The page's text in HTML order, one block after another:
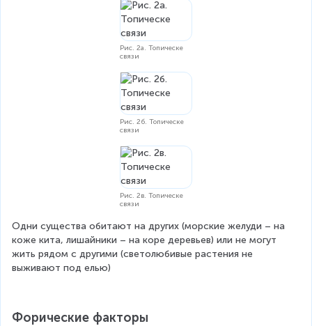
Рис. 2а. Топическе
связи
Рис. 2б. Топическе
связи
Рис. 2в. Топическе
связи
Одни существа обитают на других (морские желуди – на
коже кита, лишайники – на коре деревьев) или не могут
жить рядом с другими (светолюбивые растения не
выживают под елью)
Форические факторы